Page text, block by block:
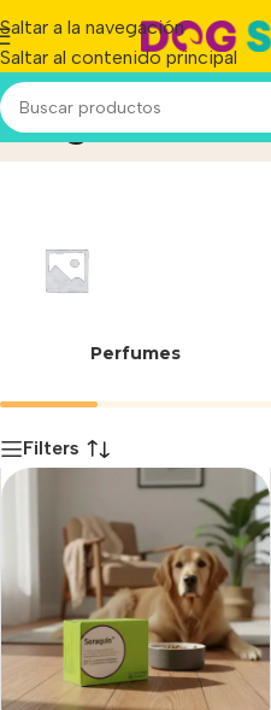
Saltar a la navegación
Saltar al contenido principal
20 gInicio/Producto
Perfumes
Filters